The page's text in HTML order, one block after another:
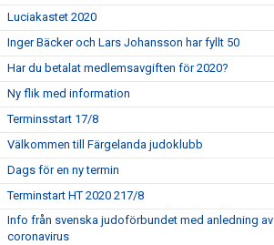
Luciakastet 2020
Inger Bäcker och Lars Johansson har fyllt 50
Har du betalat medlemsavgiften för 2020?
Ny flik med information
Terminsstart 17/8
Välkommen till Färgelanda judoklubb
Dags för en ny termin
Terminstart HT 2020 217/8
Info från svenska judoförbundet med anledning av
coronavirus